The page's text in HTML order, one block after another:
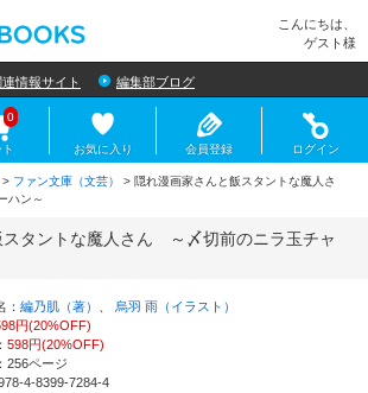
こんにちは、
ゲスト様
連情報サイト 編集部ブログ
0
お気に入り 会員登録 ログイン
> ファン文庫（文芸）
> 隠れ漫画家さんと飯スタントな魔人さ
ハン～
スタントな魔人さん ～〆切前のニラ玉チャ
： 編乃肌（著）
烏羽 雨（イラスト）
円(20%OFF)
598円(20%OFF)
256ページ
4-8399-7284-4